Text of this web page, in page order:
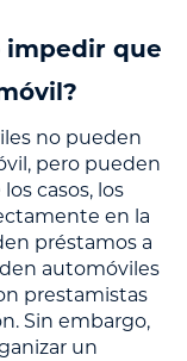
impedir que
no pueden
pero pueden
casos, los
en la
préstamos a
automóviles
prestamistas
Sin embargo,
un